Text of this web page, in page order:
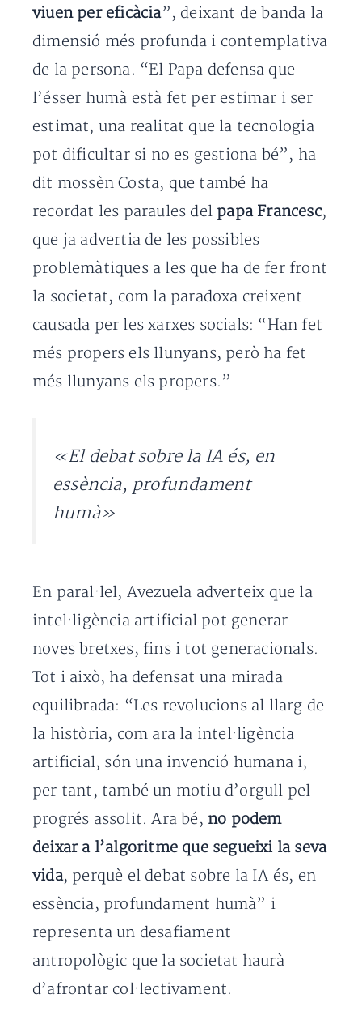
viuen per eficàcia”, deixant de banda la
dimensió més profunda i contemplativa
de la persona. “El Papa defensa que
l’ésser humà està fet per estimar i ser
estimat, una realitat que la tecnologia
pot dificultar si no es gestiona bé”, ha
dit mossèn Costa, que també ha
recordat les paraules del papa Francesc,
que ja advertia de les possibles
problemàtiques a les que ha de fer front
la societat, com la paradoxa creixent
causada per les xarxes socials: “Han fet
més propers els llunyans, però ha fet
més llunyans els propers.”
«El debat sobre la IA és, en
essència, profundament
humà»
En paral·lel, Avezuela adverteix que la
intel·ligència artificial pot generar
noves bretxes, fins i tot generacionals.
Tot i això, ha defensat una mirada
equilibrada: “Les revolucions al llarg de
la història, com ara la intel·ligència
artificial, són una invenció humana i,
per tant, també un motiu d’orgull pel
progrés assolit. Ara bé, no podem
deixar a l’algoritme que segueixi la seva
vida, perquè el debat sobre la IA és, en
essència, profundament humà” i
representa un desafiament
antropològic que la societat haurà
d’afrontar col·lectivament.